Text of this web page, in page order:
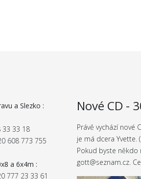
a Slezko :
33 33 18
608 773 755
a 6x4m :
777 23 33 61
Nové CD -
Právě vychází nové
je má dcera Yvette.
Pokud byste někdo
gott@seznam.cz.